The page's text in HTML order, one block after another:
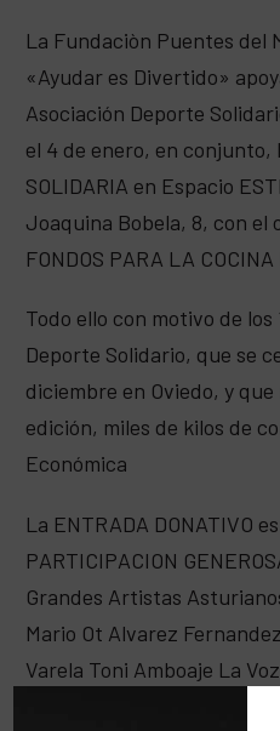
La Fundaciòn Puentes del
«Ayudar es Divertido»
Asociación Deporte
el 4 de enero, en conjunto,
SOLIDARIA en Espacio
Joaquina Bobela, 8, con el
FONDOS PARA LA COCINA
Todo ello con motivo de los
Deporte Solidario, que se
diciembre en Oviedo, y
edición, miles de kilos de
Económica
La ENTRADA DONATIVO
PARTICIPACION
Grandes Artistas
Mario Ot Alvarez
Varela Toni Amboaje La